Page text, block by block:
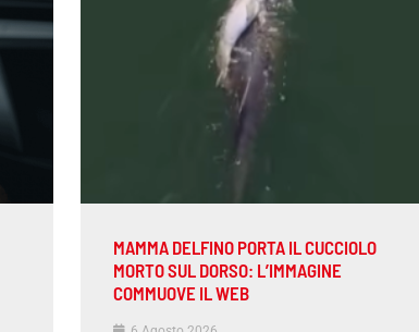
MAMMA DELFINO PORTA IL CUCCIOLO
MORTO SUL DORSO: L’IMMAGINE
COMMUOVE IL WEB